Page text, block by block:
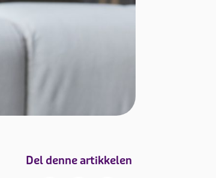
Del denne artikkelen